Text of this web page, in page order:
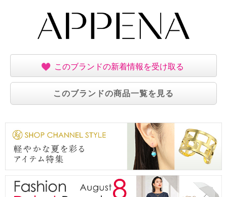
このブランドの新着情報を受け取る
このブランドの商品一覧を見る